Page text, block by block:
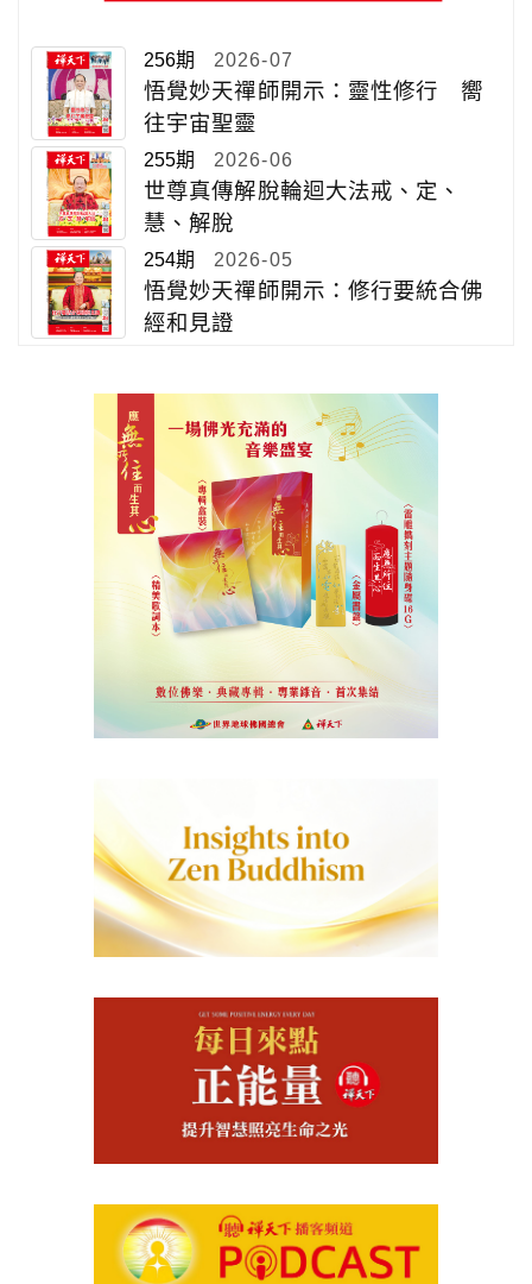
256期 2026-07
悟覺妙天禪師開示：靈性修行 嚮
往宇宙聖靈
255期 2026-06
世尊真傳解脫輪迴大法戒、定、
慧、解脫
254期 2026-05
悟覺妙天禪師開示：修行要統合佛
經和見證